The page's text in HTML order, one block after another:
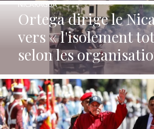
Ortega dirige le
vers « l'isolement
selon les
NICARAGUA